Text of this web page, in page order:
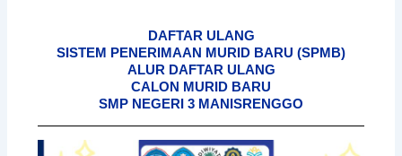
DAFTAR ULANG
SISTEM PENERIMAAN MURID BARU (SPMB)
ALUR DAFTAR ULANG
CALON MURID BARU
SMP NEGERI 3 MANISRENGGO